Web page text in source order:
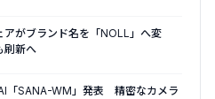
アがブランド名を「NOLL」へ変
刷新へ
「SANA-WM」発表 精密なカメラ